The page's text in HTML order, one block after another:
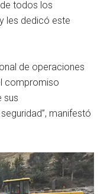
todos los
les dedicó este
de operaciones
compromiso
sus
manifestó